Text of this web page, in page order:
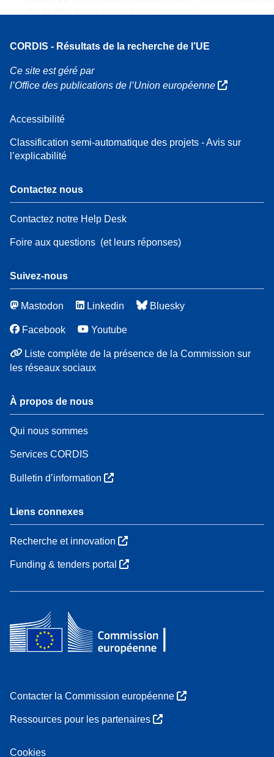
CORDIS - Résultats de la recherche de l’UE
Ce site est géré par
l’Office des publications de l’Union européenne
Accessibilité
Classification semi-automatique des projets - Avis sur
l’explicabilité
Contactez nous
Contactez notre Help Desk
Foire aux questions (et leurs réponses)
Suivez-nous
Mastodon Linkedin Bluesky
Facebook Youtube
Liste complète de la présence de la Commission sur
les réseaux sociaux
À propos de nous
Qui nous sommes
Services CORDIS
Bulletin d’information
Liens connexes
Recherche et innovation
Funding & tenders portal
Contacter la Commission européenne
Ressources pour les partenaires
Cookies